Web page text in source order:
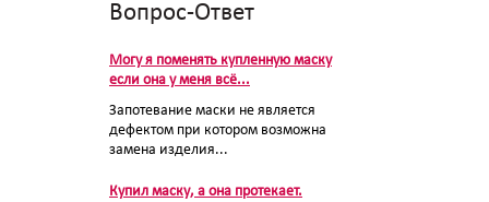
Вопрос-Ответ
Могу я поменять купленную маску
если она у меня всё...
Запотевание маски не является
дефектом при котором возможна
замена изделия...
Купил маску, а она протекает.